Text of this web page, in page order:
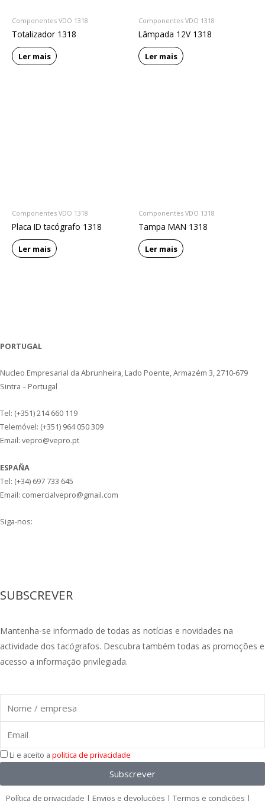
Componentes VDO 1318
Totalizador 1318
Ler mais
Componentes VDO 1318
Lâmpada 12V 1318
Ler mais
Componentes VDO 1318
Placa ID tacógrafo 1318
Ler mais
Componentes VDO 1318
Tampa MAN 1318
Ler mais
PORTUGAL
Nucleo Empresarial da Abrunheira, Lado Poente, Armazém 3, 2710-679
Sintra – Portugal
Tel: (+351) 214 660 119
Telemóvel: (+351) 964 050 309
Email: vepro@vepro.pt
ESPAÑA
Tel: (+34) 697 733 645
Email: comercialvepro@gmail.com
Siga-nos:
a
c
e
b
o
o
k
n
s
t
a
g
r
a
n
k
e
d
i
n
SUBSCREVER
Mantenha-se informado de todas as notícias e novidades na
actividade dos tacógrafos. Descubra também todas as promoções e
acesso a informação privilegiada.
Li e aceito a politica de privacidade
Subscrever
Política de privacidade | Envios e devoluções | Termos e condições |